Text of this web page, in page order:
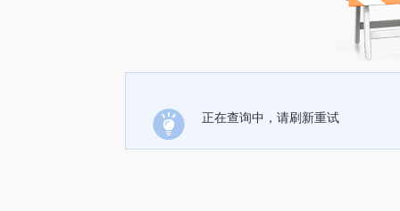
正在查询中，请刷新重试